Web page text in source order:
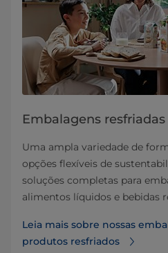
Embalagens resfriadas
Uma ampla variedade de
opções flexíveis de
soluções completas para
alimentos líquidos e bebidas
Leia mais sobre nossas
produtos resfriados